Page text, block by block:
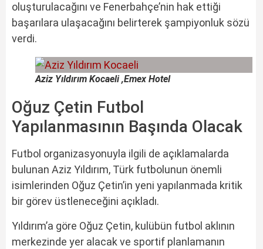
oluşturulacağını ve Fenerbahçe’nin hak ettiği
başarılara ulaşacağını belirterek şampiyonluk sözü
verdi.
Aziz Yıldırım Kocaeli ,Emex Hotel
Oğuz Çetin Futbol
Yapılanmasının Başında Olacak
Futbol organizasyonuyla ilgili de açıklamalarda
bulunan Aziz Yıldırım, Türk futbolunun önemli
isimlerinden Oğuz Çetin’in yeni yapılanmada kritik
bir görev üstleneceğini açıkladı.
Yıldırım’a göre Oğuz Çetin, kulübün futbol aklının
merkezinde yer alacak ve sportif planlamanın